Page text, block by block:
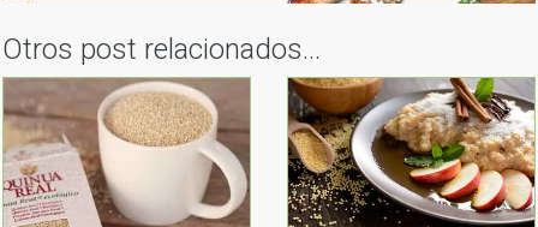
Otros post relacionados...